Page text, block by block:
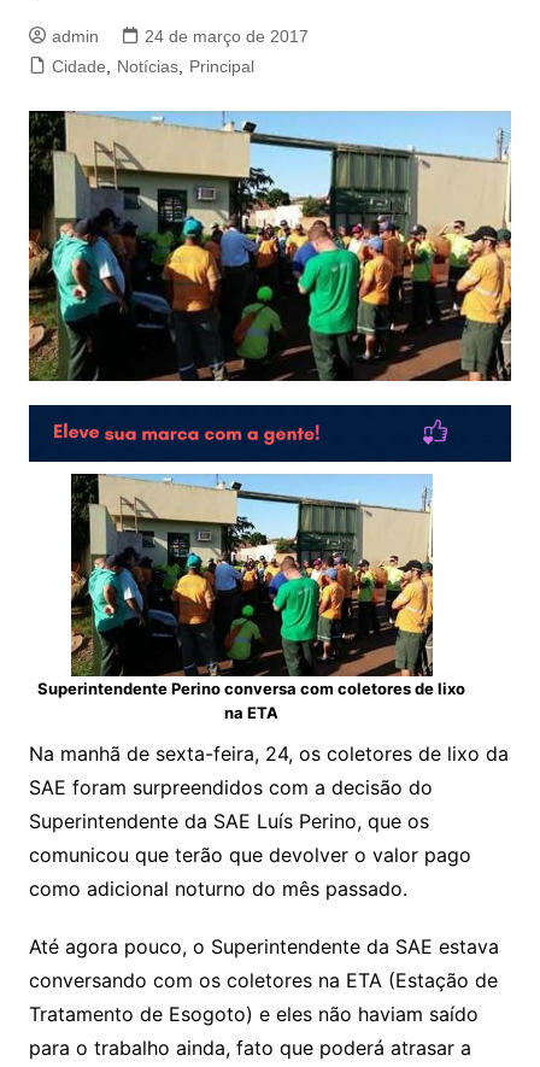
admin
24 de março de 2017
Cidade
Notícias, Principal
Superintendente Perino conversa com coletores de lixo
na ETA
Na manhã de sexta-feira, 24, os coletores de lixo da
SAE foram surpreendidos com a decisão do
Superintendente da SAE Luís Perino, que os
comunicou que terão que devolver o valor pago
como adicional noturno do mês passado.
Até agora pouco, o Superintendente da SAE estava
conversando com os coletores na ETA (Estação de
Tratamento de Esogoto) e eles não haviam saído
para o trabalho ainda, fato que poderá atrasar a